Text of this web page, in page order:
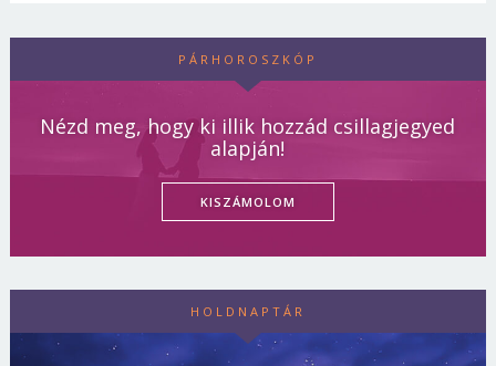
PÁRHOROSZKÓP
Nézd meg, hogy ki illik hozzád csillagjegyed
alapján!
KISZÁMOLOM
HOLDNAPTÁR